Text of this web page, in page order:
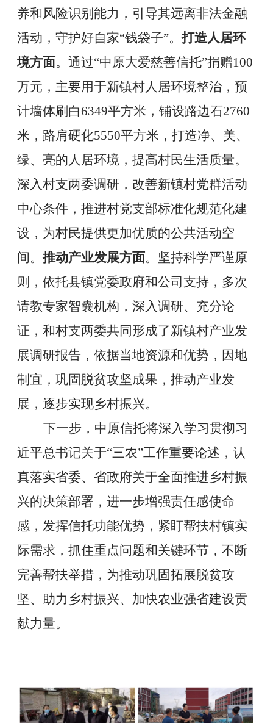
养和风险识别能力，引导其远离非法金融
活动，守护好自家“钱袋子”。打造人居环
境方面。通过“中原大爱慈善信托”捐赠100
万元，主要用于新镇村人居环境整治，预
计墙体刷白6349平方米，铺设路边石2760
米，路肩硬化5550平方米，打造净、美、
绿、亮的人居环境，提高村民生活质量。
深入村支两委调研，改善新镇村党群活动
中心条件，推进村党支部标准化规范化建
设，为村民提供更加优质的公共活动空
间。推动产业发展方面。坚持科学严谨原
则，依托县镇党委政府和公司支持，多次
请教专家智囊机构，深入调研、充分论
证，和村支两委共同形成了新镇村产业发
展调研报告，依据当地资源和优势，因地
制宜，巩固脱贫攻坚成果，推动产业发
展，逐步实现乡村振兴。
下一步，中原信托将深入学习贯彻习
近平总书记关于“三农”工作重要论述，认
真落实省委、省政府关于全面推进乡村振
兴的决策部署，进一步增强责任感使命
感，发挥信托功能优势，紧盯帮扶村镇实
际需求，抓住重点问题和关键环节，不断
完善帮扶举措，为推动巩固拓展脱贫攻
坚、助力乡村振兴、加快农业强省建设贡
献力量。